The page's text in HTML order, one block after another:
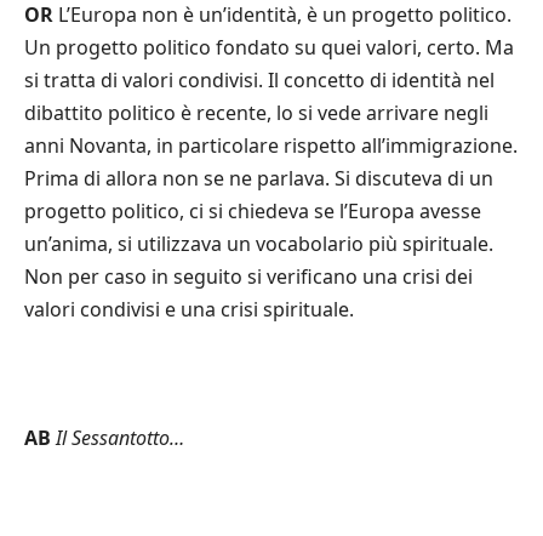
OR L’Europa non è un’identità, è un progetto politico.
Un progetto politico fondato su quei valori, certo. Ma
si tratta di valori condivisi. Il concetto di identità nel
dibattito politico è recente, lo si vede arrivare negli
anni Novanta, in particolare rispetto all’immigrazione.
Prima di allora non se ne parlava. Si discuteva di un
progetto politico, ci si chiedeva se l’Europa avesse
un’anima, si utilizzava un vocabolario più spirituale.
Non per caso in seguito si verificano una crisi dei
valori condivisi e una crisi spirituale.
AB Il Sessantotto…